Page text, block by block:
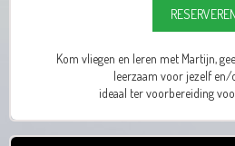
RESERVEREN
Kom vliegen en leren met Martijn,
leerzaam voor jezelf en/
ideaal ter voorbereiding